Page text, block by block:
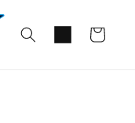
ー